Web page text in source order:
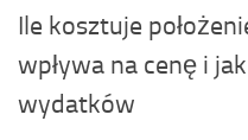
Ile kosztuje
wpływa na cenę i
wydatków